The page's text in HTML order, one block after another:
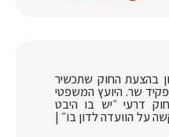
בהצעת החוק שתכשיר
שר. היועץ המשפטי
דרעי ״יש בו היבט
על הוועדה לדון בו״ |